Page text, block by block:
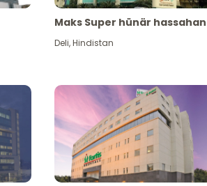
Maks Super hünär
Deli,Hindistan